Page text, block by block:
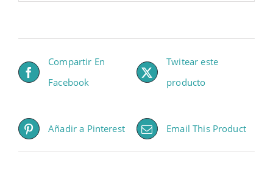
Compartir En
Facebook
Twitear este
producto
Añadir a Pinterest Email This Product